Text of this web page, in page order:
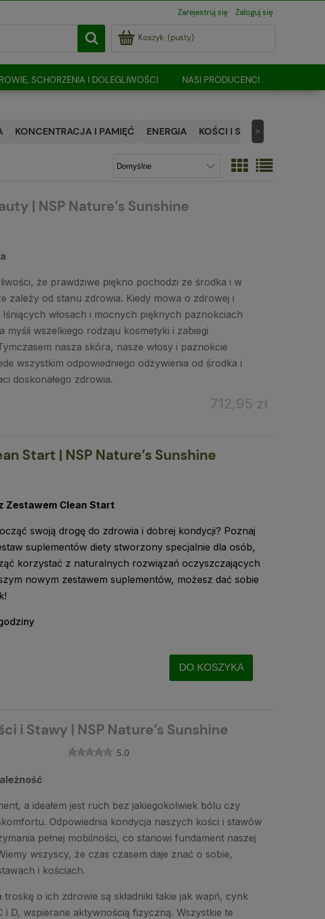
Zarejestruj się Zaloguj się
Koszyk: (pusty)
SCHORZENIA I DOLEGLIWOŚCI
NASI PRODUCENCI
KONCENTRACJA I PAMIĘĆ ENERGIA KOŚCI I STAWY
>
| NSP Nature’s Sunshine
że prawdziwe piękno pochodzi ze środka i w
zależy od stanu zdrowia. Kiedy mowa o zdrowej i
lśniących włosach i mocnych pięknych paznokciach
myśli wszelkiego rodzaju kosmetyki i zabiegi
nasza skóra, nasze włosy i paznokcie
wszystkim odpowiedniego odżywienia od środka i
doskonałego zdrowia.
712,95 zł
Start | NSP Nature’s Sunshine
Zestawem Clean Start
swoją drogę do zdrowia i dobrej kondycji? Poznaj
suplementów diety stworzony specjalnie dla osób,
korzystać z naturalnych rozwiązań oczyszczających
nowym zestawem suplementów, możesz dać sobie
DO KOSZYKA
i Stawy | NSP Nature’s Sunshine
5.0
a ideałem jest ruch bez jakiegokolwiek bólu czy
Odpowiednia kondycja naszych kości i stawów
pełnej mobilności, co stanowi fundament naszej
wszyscy, że czas czasem daje znać o sobie,
i kościach.
troskę o ich zdrowie są składniki takie jak wapń, cynk
i D, wspierane aktywnością fizyczną. Wszystkie te